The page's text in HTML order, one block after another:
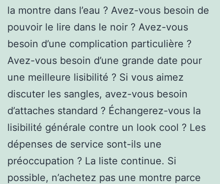
la montre dans l’eau ? Avez-vous besoin de
pouvoir le lire dans le noir ? Avez-vous
besoin d’une complication particulière ?
Avez-vous besoin d’une grande date pour
une meilleure lisibilité ? Si vous aimez
discuter les sangles, avez-vous besoin
d’attaches standard ? Échangerez-vous la
lisibilité générale contre un look cool ? Les
dépenses de service sont-ils une
préoccupation ? La liste continue. Si
possible, n’achetez pas une montre parce